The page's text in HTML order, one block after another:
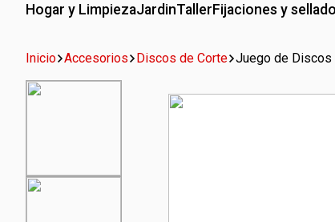
Hogar y LimpiezaJardinTallerFijaciones y
Inicio Accesorios Discos de Corte Juego de Discos